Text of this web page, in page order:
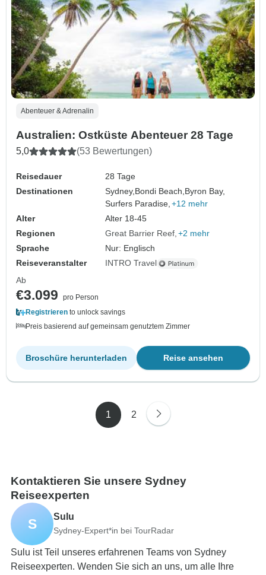
Abenteuer & Adrenalin
Australien: Ostküste Abenteuer 28 Tage
5,0 (53 Bewertungen)
Reisedauer
28 Tage
Destinationen
Sydney,Bondi Beach,Byron Bay,
Surfers Paradise, +12 mehr
Alter
Alter 18-45
Regionen
Great Barrier Reef +2 mehr
Sprache
Nur: Englisch
Reiseveranstalter
INTRO Travel
Ab
€3.099
pro Person
Registrieren to unlock savings
Preis basierend auf gemeinsam genutztem Zimmer
Reise ansehen
Broschüre herunterladen
1 2
Kontaktieren Sie unsere Sydney
Reiseexperten
S Sulu
Sydney-Expert*in bei TourRadar
Sulu ist Teil unseres erfahrenen Teams von Sydney
Reiseexperten. Wenden Sie sich an uns, um alle Ihre